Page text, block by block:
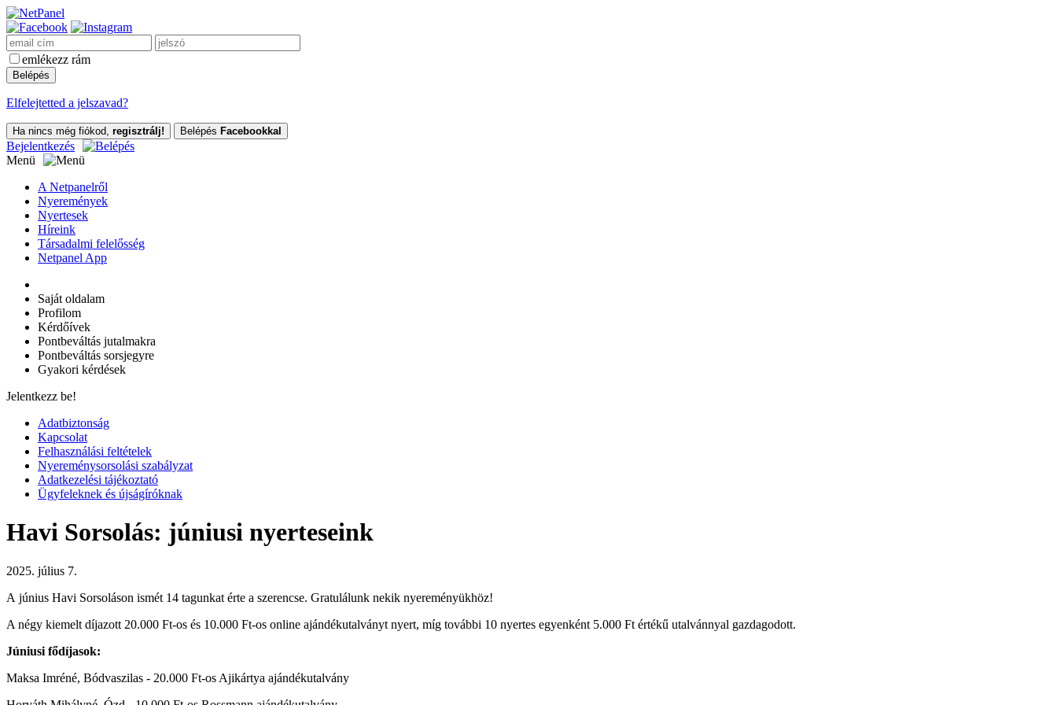
emlékezz rám
Elfelejtetted a jelszavad?
Ha nincs még fiókod, regisztrálj! Belépés Facebookkal
Bejelentkezés
Menü
A Netpanelről
Nyeremények
Nyertesek
Híreink
Társadalmi felelősség
Netpanel App
Saját oldalam
Profilom
Kérdőívek
Pontbeváltás jutalmakra
Pontbeváltás sorsjegyre
Gyakori kérdések
Jelentkezz be!
Adatbiztonság
Kapcsolat
Felhasználási feltételek
Nyereménysorsolási szabályzat
Adatkezelési tájékoztató
Ügyfeleknek és újságíróknak
Havi Sorsolás: júniusi nyerteseink
2025. július 7.
A június Havi Sorsoláson ismét 14 tagunkat érte a szerencse. Gratulálunk nekik nyereményükhöz!
A négy kiemelt díjazott 20.000 Ft-os és 10.000 Ft-os online ajándékutalványt nyert, míg további 10 nyertes egyenként 5.000 Ft értékű utalvánnyal gazdagodott.
Júniusi fődíjasok:
Maksa Imréné, Bódvaszilas - 20.000 Ft-os Ajikártya ajándékutalvány